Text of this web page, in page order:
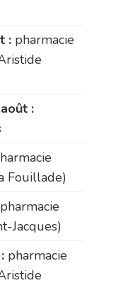
: pharmacie
:
Fouillade)
pharmacie
Jacques)
pharmacie